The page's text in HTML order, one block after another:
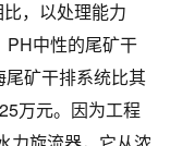
，以处理能力
PH中性的尾矿干
矿干排系统比其
万元。因为工程